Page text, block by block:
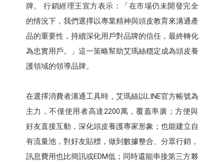
牌。 行銷經理王宣方表示：「在市場仍未開發完全
的情況下，我們選擇以專業精神與頭皮教育來溝通產
品的重要性，持續深化用戶對品牌的信任，最終轉化
為忠實用戶。」這一策略幫助艾瑪絲穩定成為頭皮養
護領域的領導品牌。
在選擇消費者溝通工具時，艾瑪絲以LINE官方帳號為
主力，不僅使用者高達2200萬，覆蓋率廣；方便與
好友直接互動，深化頭皮養護專家形象；也能建立自
有流量池，對好友貼標，做到數據整合、分眾行銷，
訊息費用也比簡訊或EDM低；同時還能串接第三方夥